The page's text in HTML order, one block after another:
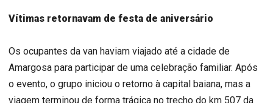
Vítimas retornavam de festa de aniversário
Os ocupantes da van haviam viajado até a cidade de
Amargosa para participar de uma celebração familiar. Após
o evento, o grupo iniciou o retorno à capital baiana, mas a
viagem terminou de forma trágica no trecho do km 507 da